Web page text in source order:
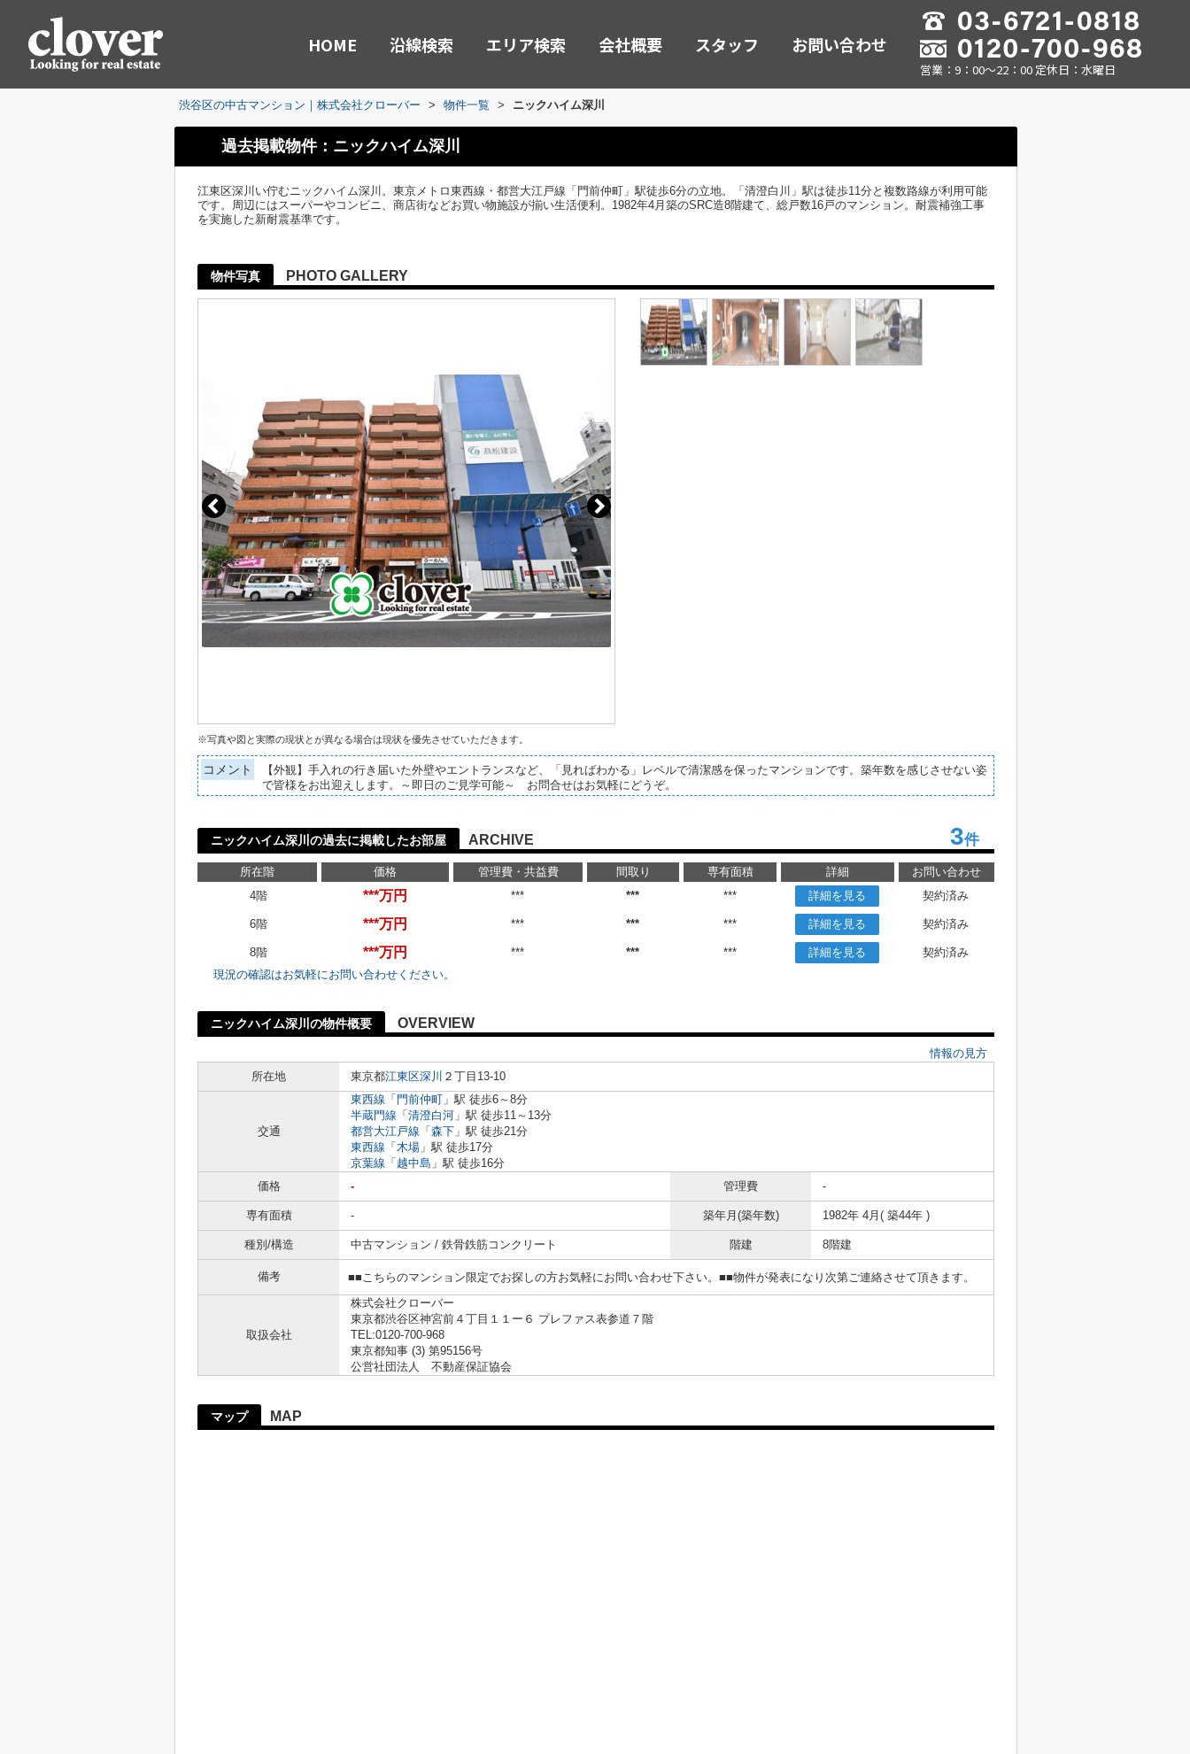
HOME 沿線検索 エリア検索 会社概要 スタッフ お問い合わせ
営業：9：00～22：00 定休日：水曜日
渋谷区の中古マンション｜株式会社クローバー > 物件一覧 > ニックハイム深川
過去掲載物件：ニックハイム深川
江東区深川い佇むニックハイム深川。東京メトロ東西線・都営大江戸線「門前仲町」駅徒歩6分の立地。「清澄白川」駅は徒歩11分と複数路線が利用可能
です。周辺にはスーパーやコンビニ、商店街などお買い物施設が揃い生活便利。1982年4月築のSRC造8階建て、総戸数16戸のマンション。耐震補強工事
を実施した新耐震基準です。
物件写真 PHOTO GALLERY
※写真や図と実際の現状とが異なる場合は現状を優先させていただきます。
コメント
【外観】手入れの行き届いた外壁やエントランスなど、「見ればわかる」レベルで清潔感を保ったマンションです。築年数を感じさせない姿
で皆様をお出迎えします。～即日のご見学可能～ お問合せはお気軽にどうぞ。
ニックハイム深川の過去に掲載したお部屋 ARCHIVE 3件
所在階 価格 管理費・共益費 間取り 専有面積 詳細
お問い合わせ
4階
***万円 *** *** *** 詳細を見る 契約済み
6階 ***万円 *** *** *** 詳細を見る 契約済み
8階 ***万円 *** *** *** 詳細を見る
契約済み
現況の確認はお気軽にお問い合わせください。
ニックハイム深川の物件概要 OVERVIEW
情報の見方
所在地
東京都江東区深川 ２丁目13-10
交通
東西線 「 門前仲町 」駅 徒歩6～8分
半蔵門線 「 清澄白河 」駅 徒歩11～13分
都営大江戸線 「 森下 」駅 徒歩21分
東西線 「 木場 」駅 徒歩17分
京葉線 「 越中島 」駅 徒歩16分
価格
- 管理費 -
専有面積 - 築年月(築年数) 1982年 4月( 築44年 )
種別/構造 中古マンション / 鉄骨鉄筋コンクリート 階建 8階建
備考 ■■こちらのマンション限定でお探しの方お気軽にお問い合わせ下さい。■■物件が発表になり次第ご連絡させて頂きます。
取扱会社
株式会社クローバー
東京都渋谷区神宮前４丁目１１ー６ プレファス表参道７階
TEL:0120-700-968
東京都知事 (3) 第95156号
公営社団法人 不動産保証協会
マップ MAP